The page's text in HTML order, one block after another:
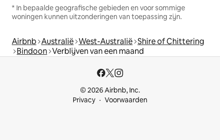
* In bepaalde geografische gebieden en voor sommige
woningen kunnen uitzonderingen van toepassing zijn.
Airbnb Australië West-Australië Shire of Chittering
Bindoon Verblijven van een maand
© 2026 Airbnb, Inc.
Privacy
Voorwaarden